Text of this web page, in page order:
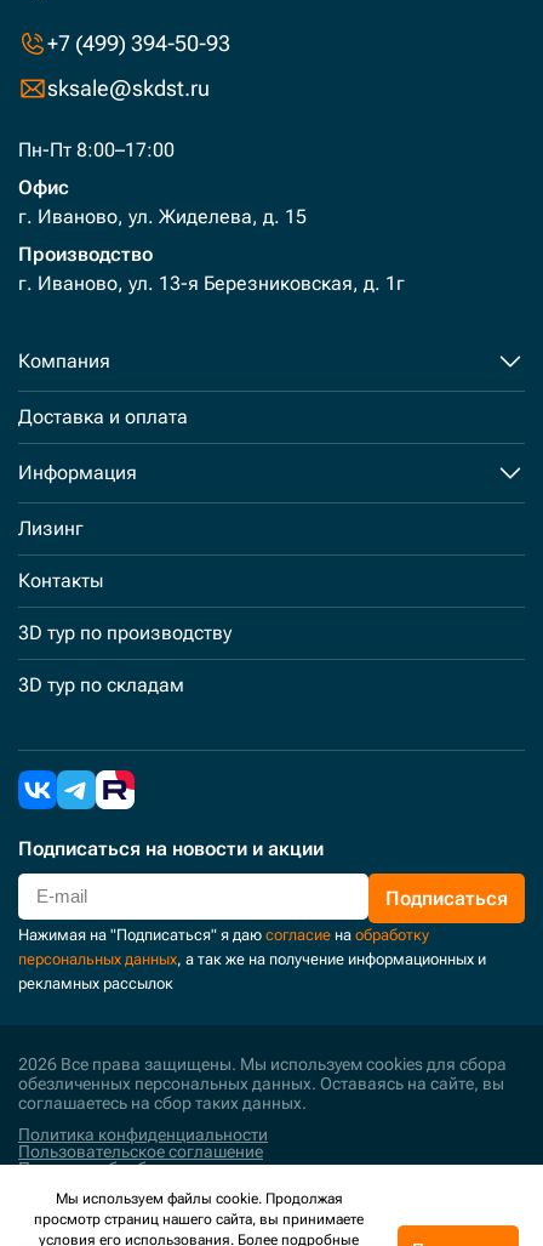
+7 (499) 394-50-93
sksale@skdst.ru
Пн-Пт 8:00–17:00
Офис
г. Иваново, ул. Жиделева, д. 15
Производство
г. Иваново, ул. 13-я Березниковская, д. 1г
Компания
Доставка и оплата
Информация
Лизинг
Контакты
3D тур по производству
3D тур по складам
Подписаться на новости и акции
Подписаться
Нажимая на "Подписаться" я даю согласие на обработку
персональных данных, а так же на получение информационных и
рекламных рассылок
2026 Все права защищены. Мы используем cookies для сбора
обезличенных персональных данных. Оставаясь на сайте, вы
соглашаетесь на сбор таких данных.
Политика конфиденциальности
Пользовательское соглашение
Политика обработки персональных данных
Поддержка и развитие
Мы используем файлы cookie. Продолжая
просмотр страниц нашего сайта, вы принимаете
условия его использования. Более подробные